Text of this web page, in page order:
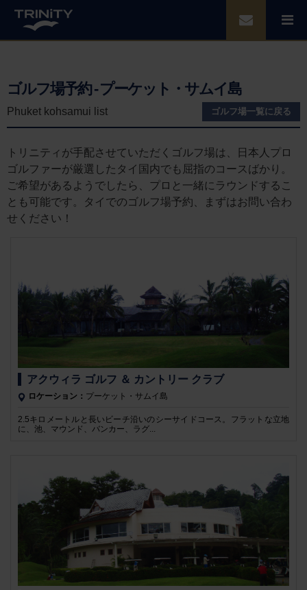
ゴルフ場予約 - プーケット・サムイ島
Phuket kohsamui list ゴルフ場一覧に戻る
トリニティが手配させていただくゴルフ場は、日本人プロ
ゴルファーが厳選したタイ国内でも屈指のコースばかり。
ご希望があるようでしたら、プロと一緒にラウンドするこ
とも可能です。タイでのゴルフ場予約、まずはお問い合わ
せください！
アクウィラ ゴルフ ＆ カントリー クラブ
ロケーション： プーケット・サムイ島
2.5キロメートルと長いビーチ沿いのシーサイドコース。フラットな立地
に、池、マウンド、バンカー、ラグ...